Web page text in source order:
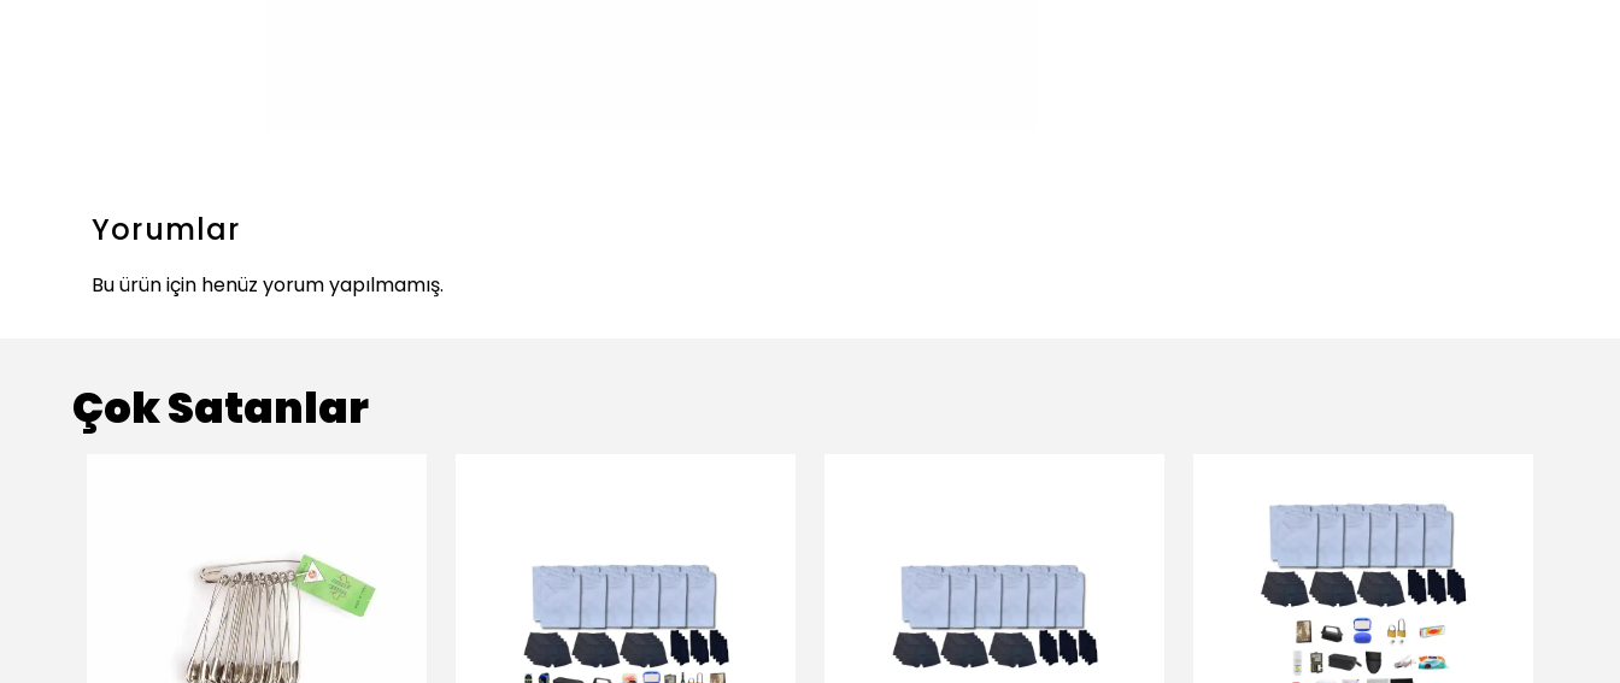
Yorumlar
Bu ürün için henüz yorum yapılmamış.
Çok Satanlar